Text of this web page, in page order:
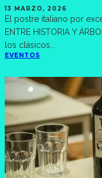
13 MARZO, 2026
El postre italiano por
ENTRE HISTORIA Y
los clásicos
EVENTOS